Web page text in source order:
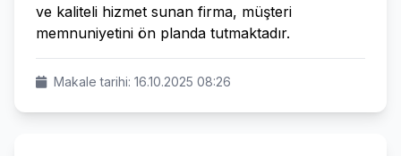
ve kaliteli hizmet sunan firma, müşteri
memnuniyetini ön planda tutmaktadır.
Makale tarihi: 16.10.2025 08:26